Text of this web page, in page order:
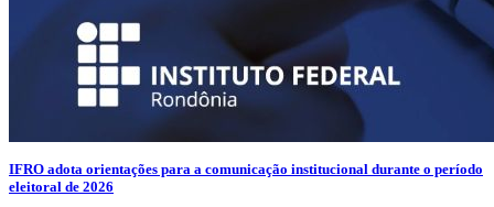
IFRO adota orientações para a comunicação institucional durante o período
eleitoral de 2026